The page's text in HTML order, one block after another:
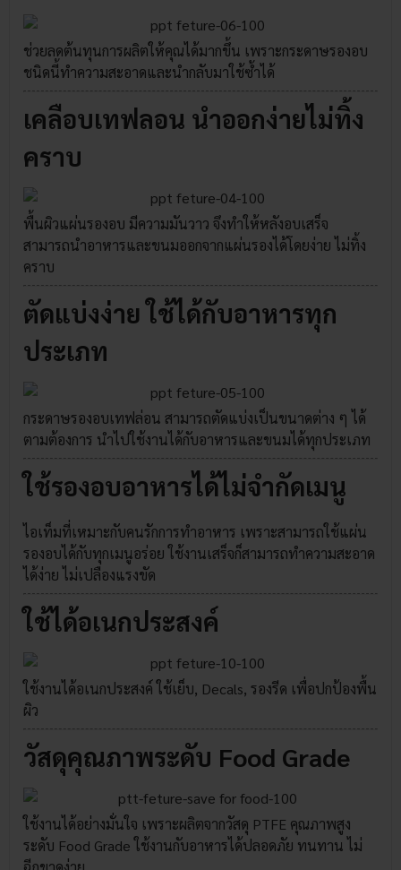
ช่วยลดต้นทุนการผลิตให้คุณได้มากขึ้น เพราะกระดาษรองอบ
ชนิดนี้ทำความสะอาดและนำกลับมาใช้ซ้ำได้
เคลือบเทฟลอน นำออกง่ายไม่ทิ้ง
คราบ
พื้นผิวแผ่นรองอบ มีความมันวาว จึงทำให้หลังอบเสร็จ
สามารถนำอาหารและขนมออกจากแผ่นรองได้โดยง่าย ไม่ทิ้ง
คราบ
ตัดแบ่งง่าย ใช้ได้กับอาหารทุก
ประเภท
กระดาษรองอบเทฟล่อน สามารถตัดแบ่งเป็นขนาดต่าง ๆ ได้
ตามต้องการ นำไปใช้งานได้กับอาหารและขนมได้ทุกประเภท
ใช้รองอบอาหารได้ไม่จำกัดเมนู
ไอเท็มที่เหมาะกับคนรักการทำอาหาร เพราะสามารถใช้แผ่น
รองอบได้กับทุกเมนูอร่อย ใช้งานเสร็จก็สามารถทำความสะอาด
ได้ง่าย ไม่เปลืองแรงขัด
ใช้ได้อเนกประสงค์
ใช้งานได้อเนกประสงค์ ใช้เย็บ, Decals, รองรีด เพื่อปกป้องพื้น
ผิว
วัสดุคุณภาพระดับ Food Grade
ใช้งานได้อย่างมั่นใจ เพราะผลิตจากวัสดุ PTFE คุณภาพสูง
ระดับ Food Grade ใช้งานกับอาหารได้ปลอดภัย ทนทาน ไม่